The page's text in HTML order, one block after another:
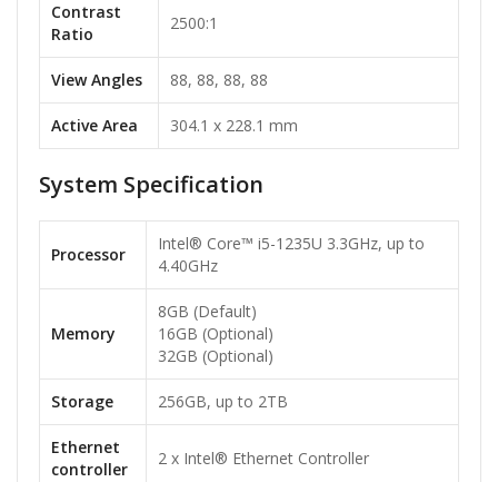
Contrast
Ratio
2500:1
View Angles 88, 88, 88, 88
Active Area 304.1 x 228.1 mm
System Specification
Processor
Intel® Core™ i5-1235U 3.3GHz, up to
4.40GHz
Memory
8GB (Default)
16GB (Optional)
32GB (Optional)
Storage 256GB, up to 2TB
Ethernet
controller
2 x Intel® Ethernet Controller